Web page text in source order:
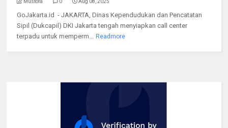
Mustofa 0 Aug 08, 2025
GoJakarta.id - JAKARTA, Dinas Kependudukan dan Pencatatan
Sipil (Dukcapil) DKI Jakarta tengah menyiapkan call center
terpadu untuk memperm...
Readmore